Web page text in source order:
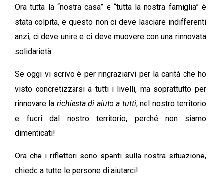
Ora tutta la “nostra casa” e “tutta la nostra famiglia” è
stata colpita, e questo non ci deve lasciare indifferenti
anzi, ci deve unire e ci deve muovere con una rinnovata
solidarietà.
Se oggi vi scrivo è per ringraziarvi per la carità che ho
visto concretizzarsi a tutti i livelli, ma soprattutto per
rinnovare la richiesta di aiuto a tutti, nel nostro territorio
e fuori dal nostro territorio, perché non siamo
dimenticati!
Ora che i riflettori sono spenti sulla nostra situazione,
chiedo a tutte le persone di aiutarci!